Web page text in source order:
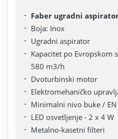
Faber ugradni aspirator
Boja: Inox
Ugradni aspirator
Kapacitet po Evropskom
580 m3/h
Dvoturbinski motor
Elektromehaničko
Minimalni nivo buke /
LED osvetljenje - 2 х 4 W
Metalno-kasetni filteri